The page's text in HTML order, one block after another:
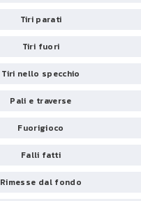
Tiri parati
Tiri fuori
Tiri nello specchio
Pali e traverse
Fuorigioco
Falli fatti
Rimesse dal fondo